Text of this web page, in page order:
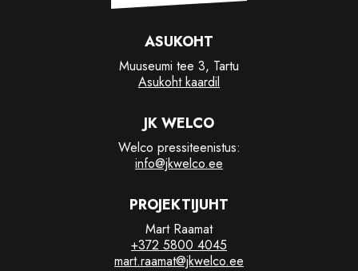
ASUKOHT
Muuseumi tee 3, Tartu
Asukoht kaardil
JK WELCO
Welco pressiteenistus:
info@jkwelco.ee
PROJEKTIJUHT
Mart Raamat
+372 5800 4045
mart.raamat@jkwelco.ee